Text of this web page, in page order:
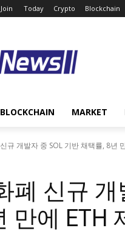
Today Crypto Blockchain
BLOCKCHAIN MARKET
규 개발자 중 SOL 기반 채택률, 8년
폐 신규 개
만에 ETH